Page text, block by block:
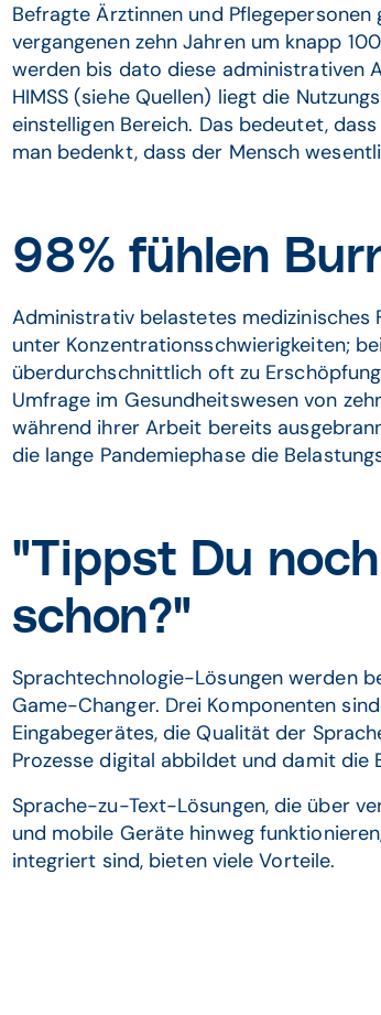
Befragte Ärztinnen und
vergangenen zehn Jahren um knapp
werden bis dato diese administrativen
HIMSS (siehe Quellen) liegt die
einstelligen Bereich. Das bedeutet,
man bedenkt, dass der Mensch
98% fühlen
Administrativ belastetes
unter Konzentrationsschwierigkeiten;
überdurchschnittlich oft zu
Umfrage im Gesundheitswesen von
während ihrer Arbeit bereits
die lange Pandemiephase die
"Tippst Du
schon?"
Sprachtechnologie-Lösungen werden
Game-Changer. Drei Komponenten
Eingabegerätes, die Qualität der
Prozesse digital abbildet und damit die
Sprache-zu-Text-Lösungen, die über
und mobile Geräte hinweg
integriert sind, bieten viele Vorteile.